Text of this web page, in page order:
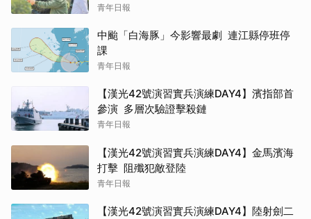
青年日報
中颱「白海豚」今影響最劇 連江縣停班停
課
青年日報
【漢光42號演習實兵演練DAY4】濱指部首
參演 多層次驗證擊殺鏈
青年日報
【漢光42號演習實兵演練DAY4】金馬濱海
打擊 阻殲犯敵登陸
青年日報
【漢光42號演習實兵演練DAY4】陸射劍二